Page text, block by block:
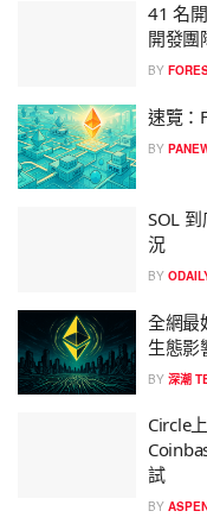
41 名
開發團
BY
速覽：
BY
SOL
況
BY
全網最
生態影
BY 深潮
Circle
試
BY